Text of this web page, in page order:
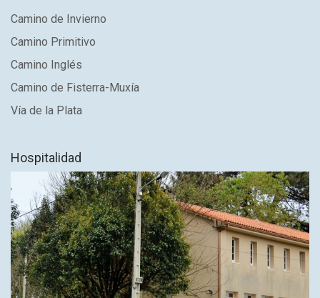
Camino de Invierno
Camino Primitivo
Camino Inglés
Camino de Fisterra-Muxía
Vía de la Plata
Hospitalidad